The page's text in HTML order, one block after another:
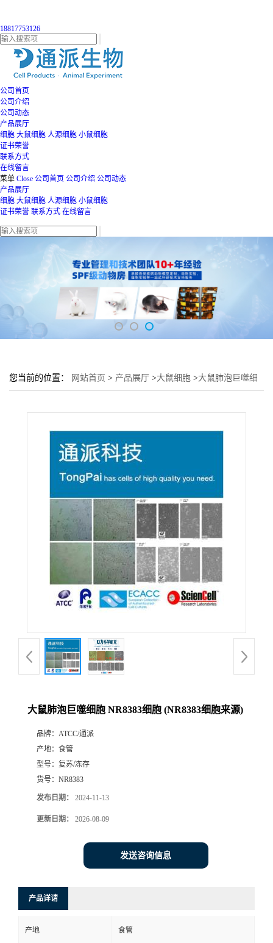
18817753126
公司首页
公司介绍
公司动态
产品展厅
细胞 大鼠细胞 人源细胞 小鼠细胞
证书荣誉
联系方式
在线留言
菜单 Close 公司首页 公司介绍 公司动态
产品展厅
细胞 大鼠细胞 人源细胞 小鼠细胞
证书荣誉 联系方式 在线留言
您当前的位置： 网站首页 > 产品展厅 >大鼠细胞 >大鼠肺泡巨噬细
大鼠肺泡巨噬细胞 NR8383细胞 (NR8383细胞来源)
品牌： ATCC/通派
产地： 食管
型号： 复苏/冻存
货号： NR8383
发布日期： 2024-11-13
更新日期： 2026-08-09
发送咨询信息
产品详请
产地 食管